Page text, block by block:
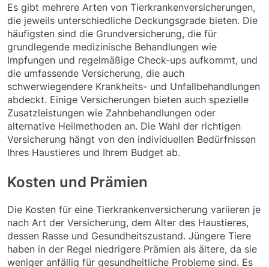
Es gibt mehrere Arten von Tierkrankenversicherungen,
die jeweils unterschiedliche Deckungsgrade bieten. Die
häufigsten sind die Grundversicherung, die für
grundlegende medizinische Behandlungen wie
Impfungen und regelmäßige Check-ups aufkommt, und
die umfassende Versicherung, die auch
schwerwiegendere Krankheits- und Unfallbehandlungen
abdeckt. Einige Versicherungen bieten auch spezielle
Zusatzleistungen wie Zahnbehandlungen oder
alternative Heilmethoden an. Die Wahl der richtigen
Versicherung hängt von den individuellen Bedürfnissen
Ihres Haustieres und Ihrem Budget ab.
Kosten und Prämien
Die Kosten für eine Tierkrankenversicherung variieren je
nach Art der Versicherung, dem Alter des Haustieres,
dessen Rasse und Gesundheitszustand. Jüngere Tiere
haben in der Regel niedrigere Prämien als ältere, da sie
weniger anfällig für gesundheitliche Probleme sind. Es